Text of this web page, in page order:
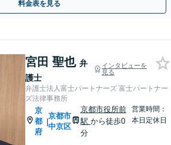
料金表を見る
宮田 聖也 弁
護士
インタビューを
見る
弁護士法人富士パートナーズ 富士パートナー
ズ法律事務所
京
都
府
|
京都市
中京区
京都市役所前
駅 から徒歩0
分
営業時間：
本日定休日